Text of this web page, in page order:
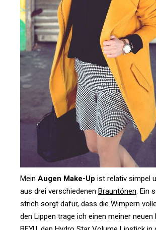
Mein Augen Make-Up ist relativ simpel
aus drei ver­schie­denen Braun­tönen. Ein
strich sorgt dafür, dass die Wim­pern
den Lippen trage ich einen meiner neuen